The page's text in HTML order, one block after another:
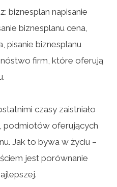
biznesplan napisanie
biznesplanu cena,
pisanie biznesplanu
firm, które oferują
czasy zaistniało
podmiotów oferujących
Jak to bywa w życiu –
jest porównanie